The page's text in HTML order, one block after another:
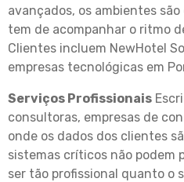
avançados, os ambientes
tem de acompanhar o ritmo
Clientes incluem NewHotel
empresas tecnológicas em
Serviços Profissionais
consultoras, empresas de
onde os dados dos clientes
sistemas críticos não podem
ser tão profissional quanto o